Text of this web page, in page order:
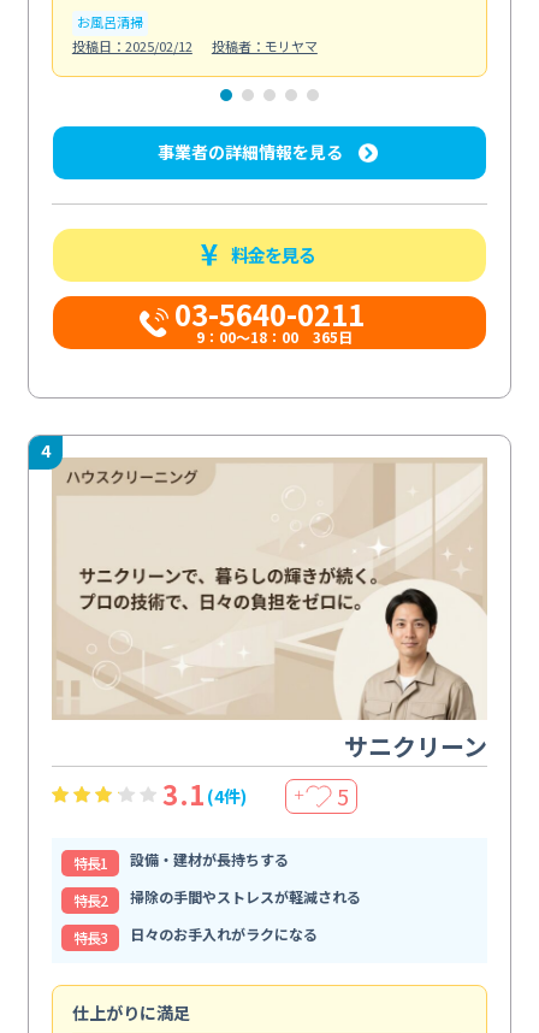
お風呂清掃
投稿日：2025/02/12
投稿者：モリヤマ
事業者の詳細情報を見る
料金を見る
03-5640-0211
9：00～18：00 365日
4
サニクリーン
3.1 (4件) ＋ 5
特⻑1
設備・建材が長持ちする
特⻑2
掃除の手間やストレスが軽減される
特⻑3
日々のお手入れがラクになる
仕上がりに満足